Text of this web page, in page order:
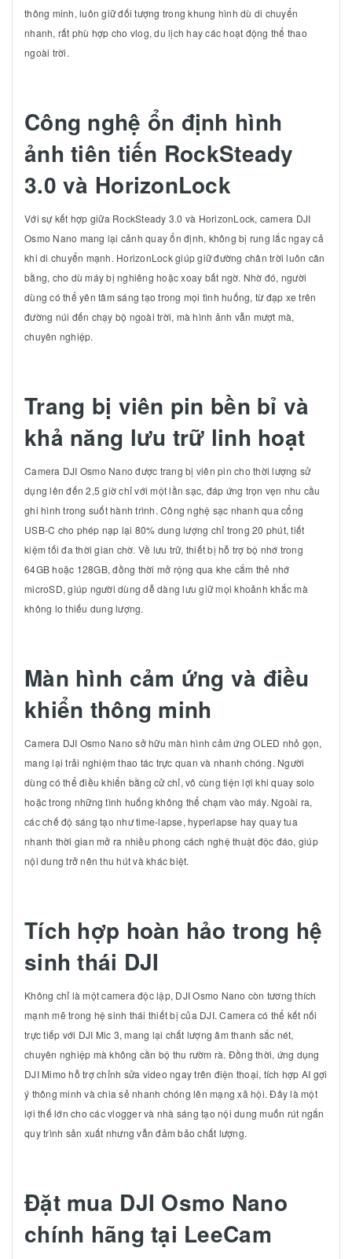
thông minh, luôn giữ đối tượng trong khung hình dù di chuyển
nhanh, rất phù hợp cho vlog, du lịch hay các hoạt động thể thao
ngoài trời.
Công nghệ ổn định hình
ảnh tiên tiến RockSteady
3.0 và HorizonLock
Với sự kết hợp giữa RockSteady 3.0 và HorizonLock, camera DJI
Osmo Nano mang lại cảnh quay ổn định, không bị rung lắc ngay cả
khi di chuyển mạnh. HorizonLock giúp giữ đường chân trời luôn cân
bằng, cho dù máy bị nghiêng hoặc xoay bất ngờ. Nhờ đó, người
dùng có thể yên tâm sáng tạo trong mọi tình huống, từ đạp xe trên
đường núi đến chạy bộ ngoài trời, mà hình ảnh vẫn mượt mà,
chuyên nghiệp.
Trang bị viên pin bền bỉ và
khả năng lưu trữ linh hoạt
Camera DJI Osmo Nano được trang bị viên pin cho thời lượng sử
dụng lên đến 2,5 giờ chỉ với một lần sạc, đáp ứng trọn vẹn nhu cầu
ghi hình trong suốt hành trình. Công nghệ sạc nhanh qua cổng
USB-C cho phép nạp lại 80% dung lượng chỉ trong 20 phút, tiết
kiệm tối đa thời gian chờ. Về lưu trữ, thiết bị hỗ trợ bộ nhớ trong
64GB hoặc 128GB, đồng thời mở rộng qua khe cắm thẻ nhớ
microSD, giúp người dùng dễ dàng lưu giữ mọi khoảnh khắc mà
không lo thiếu dung lượng.
Màn hình cảm ứng và điều
khiển thông minh
Camera DJI Osmo Nano sở hữu màn hình cảm ứng OLED nhỏ gọn,
mang lại trải nghiệm thao tác trực quan và nhanh chóng. Người
dùng có thể điều khiển bằng cử chỉ, vô cùng tiện lợi khi quay solo
hoặc trong những tình huống không thể chạm vào máy. Ngoài ra,
các chế độ sáng tạo như time-lapse, hyperlapse hay quay tua
nhanh thời gian mở ra nhiều phong cách nghệ thuật độc đáo, giúp
nội dung trở nên thu hút và khác biệt.
Tích hợp hoàn hảo trong hệ
sinh thái DJI
Không chỉ là một camera độc lập, DJI Osmo Nano còn tương thích
mạnh mẽ trong hệ sinh thái thiết bị của DJI. Camera có thể kết nối
trực tiếp với DJI Mic 3, mang lại chất lượng âm thanh sắc nét,
chuyên nghiệp mà không cần bộ thu rườm rà. Đồng thời, ứng dụng
DJI Mimo hỗ trợ chỉnh sửa video ngay trên điện thoại, tích hợp AI gợi
ý thông minh và chia sẻ nhanh chóng lên mạng xã hội. Đây là một
lợi thế lớn cho các vlogger và nhà sáng tạo nội dung muốn rút ngắn
quy trình sản xuất nhưng vẫn đảm bảo chất lượng.
Đặt mua DJI Osmo Nano
chính hãng tại LeeCam